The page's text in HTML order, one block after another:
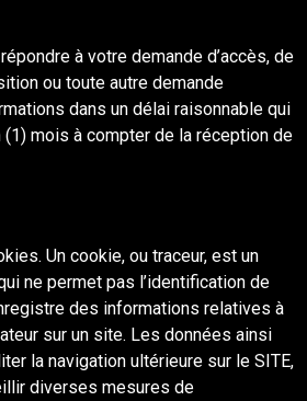
répondre à votre demande d’accès, de
ou toute autre demande
dans un délai raisonnable qui
(1) mois à compter de la réception de
Un cookie, ou traceur, est un
ne permet pas l’identification de
des informations relatives à
sur un site. Les données ainsi
la navigation ultérieure sur le SITE,
diverses mesures de